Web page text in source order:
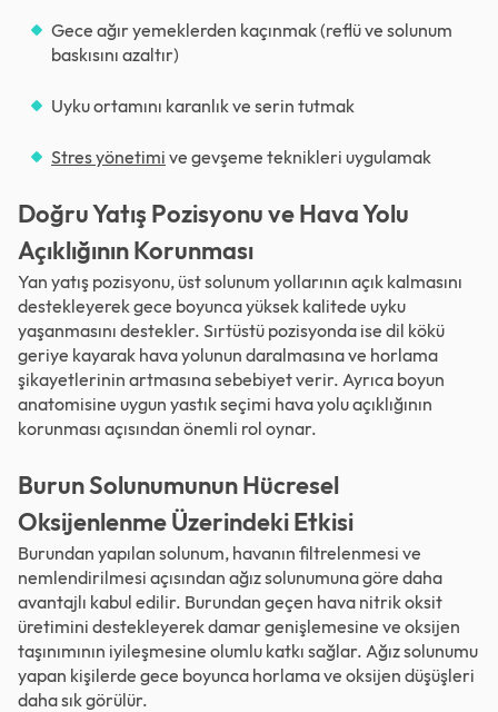
Gece ağır yemeklerden kaçınmak (reflü ve solunum
baskısını azaltır)
Uyku ortamını karanlık ve serin tutmak
Stres yönetimi ve gevşeme teknikleri uygulamak
Doğru Yatış Pozisyonu ve Hava Yolu
Açıklığının Korunması
Yan yatış pozisyonu, üst solunum yollarının açık kalmasını
destekleyerek gece boyunca yüksek kalitede uyku
yaşanmasını destekler. Sırtüstü pozisyonda ise dil kökü
geriye kayarak hava yolunun daralmasına ve horlama
şikayetlerinin artmasına sebebiyet verir. Ayrıca boyun
anatomisine uygun yastık seçimi hava yolu açıklığının
korunması açısından önemli rol oynar.
Burun Solunumunun Hücresel
Oksijenlenme Üzerindeki Etkisi
Burundan yapılan solunum, havanın filtrelenmesi ve
nemlendirilmesi açısından ağız solunumuna göre daha
avantajlı kabul edilir. Burundan geçen hava nitrik oksit
üretimini destekleyerek damar genişlemesine ve oksijen
taşınımının iyileşmesine olumlu katkı sağlar. Ağız solunumu
yapan kişilerde gece boyunca horlama ve oksijen düşüşleri
daha sık görülür.